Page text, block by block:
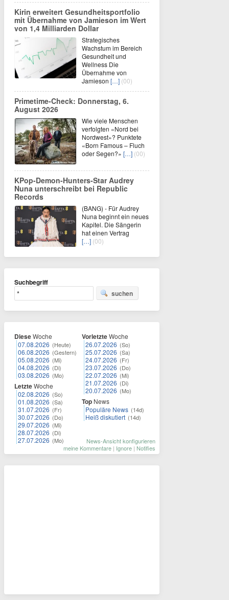
Kirin erweitert Gesundheitsportfolio
mit Übernahme von Jamieson im Wert
von 1,4 Milliarden Dollar
Strategisches
Wachstum im Bereich
Gesundheit und
Wellness Die
Übernahme von
Jamieson […] (00)
Primetime-Check: Donnerstag, 6.
August 2026
Wie viele Menschen
verfolgten «Nord bei
Nordwest»? Punktete
«Born Famous – Fluch
oder Segen?» […] (00)
KPop-Demon-Hunters-Star Audrey
Nuna unterschreibt bei Republic
Records
(BANG) - Für Audrey
Nuna beginnt ein neues
Kapitel. Die Sängerin
hat einen Vertrag
[…] (00)
Suchbegriff
suchen
DieseWoche
07.08.2026 (Heute)
06.08.2026 (Gestern)
05.08.2026 (Mi)
04.08.2026 (Di)
03.08.2026 (Mo)
LetzteWoche
02.08.2026 (So)
01.08.2026 (Sa)
31.07.2026 (Fr)
30.07.2026 (Do)
29.07.2026 (Mi)
28.07.2026 (Di)
27.07.2026 (Mo)
VorletzteWoche
26.07.2026 (So)
25.07.2026 (Sa)
24.07.2026 (Fr)
23.07.2026 (Do)
22.07.2026 (Mi)
21.07.2026 (Di)
20.07.2026 (Mo)
Top News
Populäre News (14d)
Heiß diskutiert (14d)
News-Ansicht konfigurieren
meine Kommentare | Ignore | Notifies